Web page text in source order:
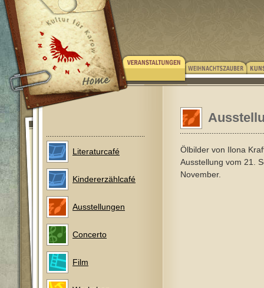
Literaturcafé
Kindererzählcafé
Ausstellungen
Concerto
Film
Ölbilder von Ilona
Ausstellung vom 21.
November.